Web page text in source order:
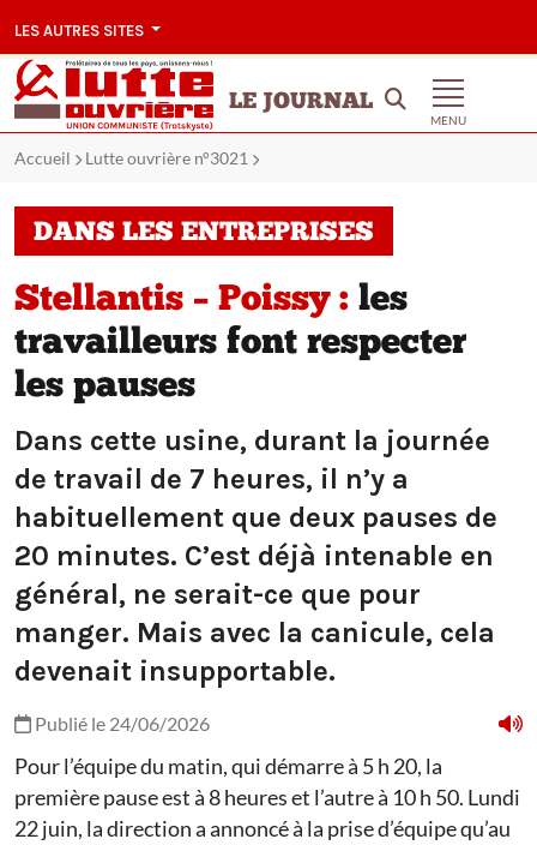
LES AUTRES SITES
LE JOURNAL
MENU
Accueil Lutte ouvrière n°3021
DANS LES ENTREPRISES
Stellantis – Poissy : les
travailleurs font respecter
les pauses
Dans cette usine, durant la journée
de travail de 7 heures, il n’y a
habituellement que deux pauses de
20 minutes. C’est déjà intenable en
général, ne serait-ce que pour
manger. Mais avec la canicule, cela
devenait insupportable.
Publié le 24/06/2026
Pour l’équipe du matin, qui démarre à 5 h 20, la
première pause est à 8 heures et l’autre à 10 h 50. Lundi
22 juin, la direction a annoncé à la prise d’équipe qu’au